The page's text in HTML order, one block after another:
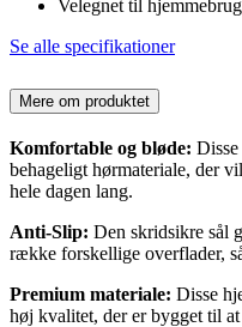
Velegnet til hjemmebrug
Se alle specifikationer
Mere om produktet
Komfortable og bløde:
behageligt hørmateriale, der
hele dagen lang.
Anti-Slip: Den skridsikre sål
række forskellige overflader,
Premium materiale: Disse
høj kvalitet, der er bygget til